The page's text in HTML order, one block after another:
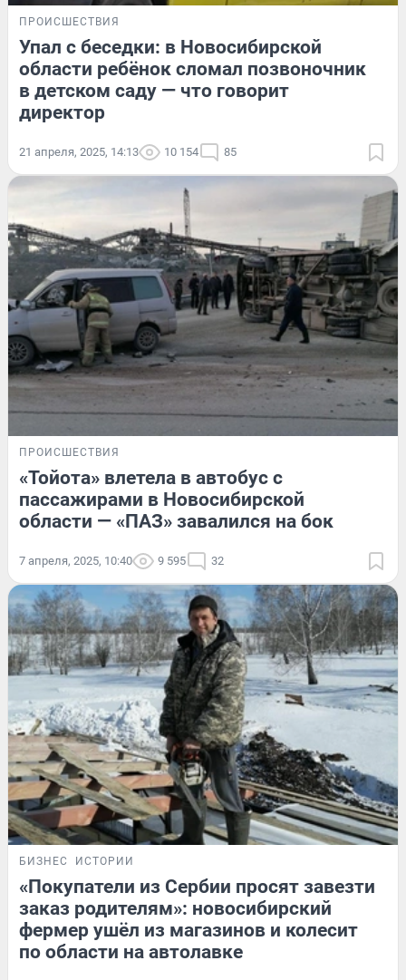
ПРОИСШЕСТВИЯ
Упал с беседки: в Новосибирской
области ребёнок сломал позвоночник
в детском саду — что говорит
директор
21 апреля, 2025, 14:13 10 154 85
ПРОИСШЕСТВИЯ
«Тойота» влетела в автобус с
пассажирами в Новосибирской
области — «ПАЗ» завалился на бок
7 апреля, 2025, 10:40 9 595 32
БИЗНЕС ИСТОРИИ
«Покупатели из Сербии просят завезти
заказ родителям»: новосибирский
фермер ушёл из магазинов и колесит
по области на автолавке